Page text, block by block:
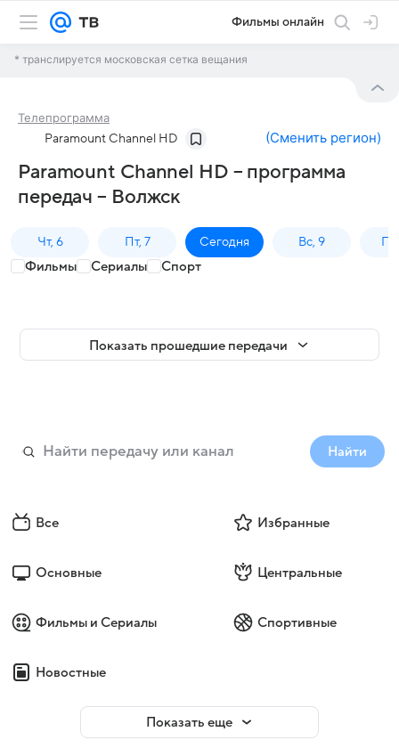
Фильмы онлайн
* транслируется московская сетка вещания
Телепрограмма
Paramount Channel HD (Сменить регион)
Paramount Channel HD – программа
передач – Волжск
Чт, 6 Пт, 7 Сегодня Вс, 9
Фильмы Сериалы Спорт
Показать прошедшие передачи
Найти
Все Избранные
Основные Центральные
Фильмы и Сериалы Спортивные
Новостные
Показать еще